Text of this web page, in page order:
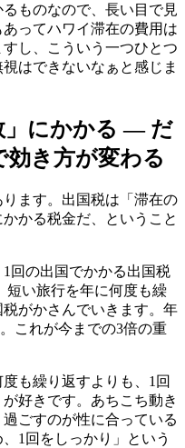
ものなので、長い目で見
ってハワイ滞在の費用は
し、こういう一つひとつ
はできないなぁと感じま
」にかかる ― だ
効き方が変わる
ます。出国税は「滞在の
かる税金だ、ということ
回の出国でかかる出国税
短い旅行を年に何度も繰
がかさんでいきます。年
これが今までの3倍の重
も繰り返すよりも、1回
好きです。あちこち動き
ごすのが性に合っている
1回をしっかり」という